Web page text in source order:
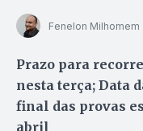
Fenelon Milhomem
Prazo para
nesta terça; Data
final das provas
abril